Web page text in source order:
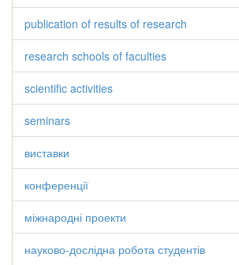
publication of results of research
research schools of faculties
scientific activities
seminars
виставки
конференції
міжнародні проекти
науково-дослідна робота студентів